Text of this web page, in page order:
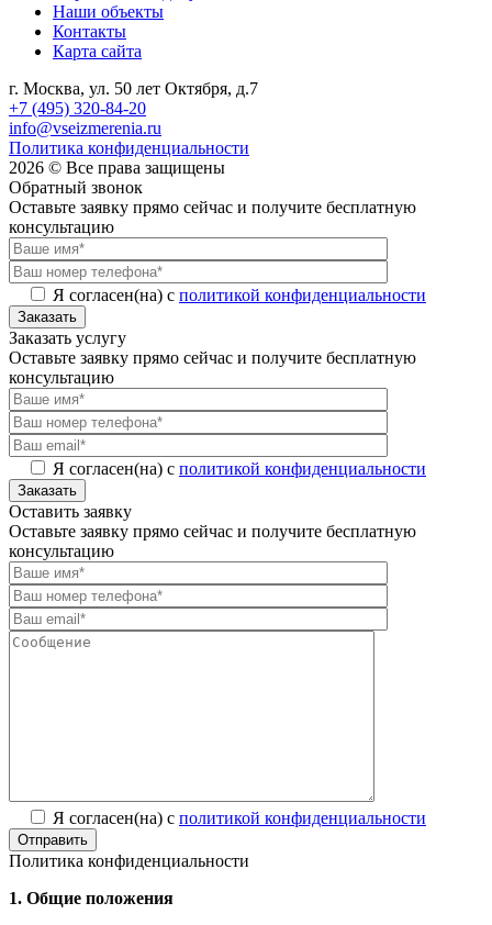
Наши объекты
Контакты
Карта сайта
г. Москва, ул. 50 лет Октября, д.7
+7 (495) 320-84-20
info@vseizmerenia.ru
Политика конфиденциальности
2026 © Все права защищены
Обратный звонок
Оставьте заявку прямо сейчас и получите бесплатную
консультацию
Я согласен(на) с политикой конфиденциальности
Заказать
Заказать услугу
Оставьте заявку прямо сейчас и получите бесплатную
консультацию
Я согласен(на) с политикой конфиденциальности
Заказать
Оставить заявку
Оставьте заявку прямо сейчас и получите бесплатную
консультацию
Я согласен(на) с политикой конфиденциальности
Отправить
Политика конфиденциальности
1. Общие положения